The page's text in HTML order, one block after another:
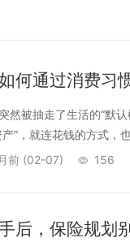
何通过消费习
然被抽走了生活的“默
”，就连花钱的方式，
前 (02-07) 156
后，保险规划